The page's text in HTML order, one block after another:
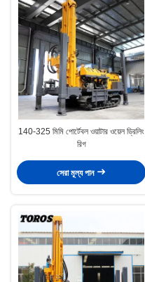
140-325 মিমি পোর্টেবল ওয়াটার ওয়েল ড্রিলিং
রিগ
সেরা মূল্য পান